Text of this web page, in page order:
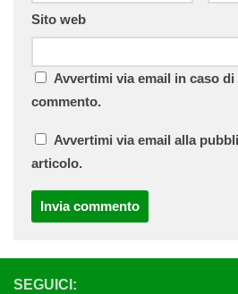
Sito web
Avvertimi via email in caso
commento.
Avvertimi via email alla
articolo.
SEGUICI: